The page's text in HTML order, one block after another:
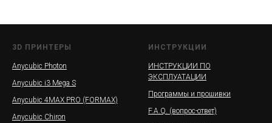
3D ПРИНТЕРЫ
Anycubic Photon
Anycubic i3 Mega S
Anycubic 4MAX PRO (FORMAX)
Anycubic Chiron
ИНСТРУКЦИИ
ИНСТРУКЦИИ ПО
ЭКСПЛУАТАЦИИ
Программы и прошивки
F.A.Q. (вопрос-ответ)